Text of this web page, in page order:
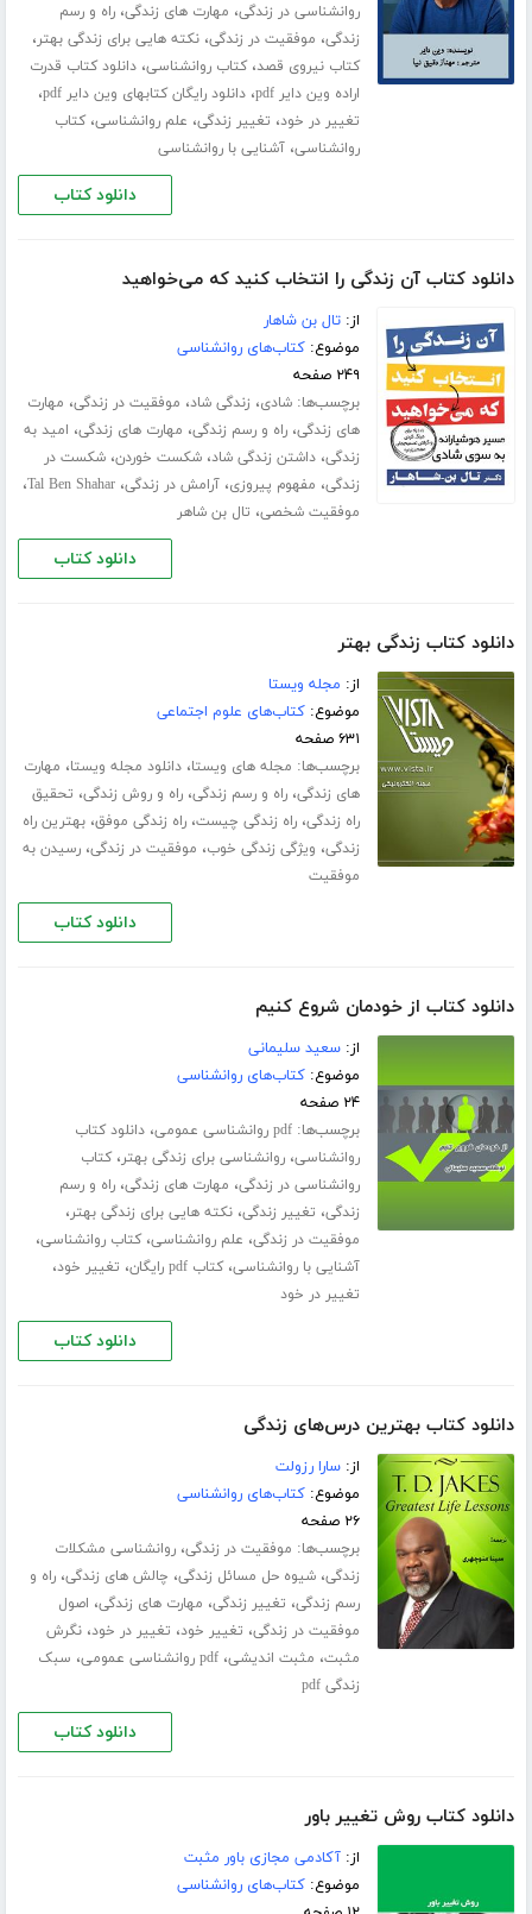
روانشناسی در زندگی، مهارت های زندگی،راه و رسم
زندگی، موفقیت در زندگی،نکته هایی برای زندگی بهتر،
کتاب نیروی قصد،کتاب روانشناسی،دانلود کتاب قدرت
اراده وین دایر pdf
،دانلود رایگان کتابهای وین دایر pdf ،
تغییر در خود، تغییر زندگی، علم روانشناسی،کتاب
روانشناسی،آشنایی با روانشناسی
دانلود کتاب
دانلود کتاب آن زندگی را انتخاب کنید که می‌خواهید
از:تال بن شاهار
موضوع:کتاب‌های روانشناسی
۲۴۹ صفحه
برچسب‌ها:شادی، زندگی شاد، موفقیت در زندگی، مهارت
های زندگی،راه و رسم زندگی، مهارت های زندگی، امید به
زندگی،داشتن زندگی شاد،شکست خوردن،شکست در
زندگی، مفهوم پیروزی،آرامش در زندگی،Tal Ben Shahar،
موفقیت شخصی، تال بن شاهر
دانلود کتاب
دانلود کتاب زندگی بهتر
از: مجله ویستا
موضوع:کتاب‌های علوم اجتماعی
۶۳۱ صفحه
برچسب‌ها: مجله های ویستا،دانلود مجله ویستا، مهارت
های زندگی،راه و رسم زندگی،راه و روش زندگی، تحقیق
راه زندگی،راه زندگی چیست،راه زندگی موفق،بهترین راه
زندگی، ویژگی زندگی خوب، موفقیت در زندگی،رسیدن به
موفقیت
دانلود کتاب
دانلود کتاب از خودمان شروع کنیم
از:سعید سلیمانی
موضوع:کتاب‌های روانشناسی
۲۴ صفحه
برچسب‌ها:pdf روانشناسی عمومی ،دانلود کتاب
روانشناسی،روانشناسی برای زندگی بهتر،کتاب
روانشناسی در زندگی، مهارت های زندگی،راه و رسم
زندگی، تغییر زندگی،نکته هایی برای زندگی بهتر،
موفقیت در زندگی، علم روانشناسی،کتاب روانشناسی،
آشنایی با روانشناسی،کتاب pdf رایگان ، تغییر خود،
تغییر در خود
دانلود کتاب
دانلود کتاب بهترین درس‌های زندگی
از:سارا رزولت
موضوع:کتاب‌های روانشناسی
۲۶ صفحه
برچسب‌ها: موفقیت در زندگی،روانشناسی مشکلات
زندگی،شیوه حل مسائل زندگی، چالش های زندگی،راه و
رسم زندگی، تغییر زندگی، مهارت های زندگی، اصول
موفقیت در زندگی، تغییر خود، تغییر در خود،نگرش
مثبت، مثبت اندیشی،pdf روانشناسی عمومی ، سبک
زندگی pdf
دانلود کتاب
دانلود کتاب روش تغییر باور
از:آکادمی مجازی باور مثبت
موضوع:کتاب‌های روانشناسی